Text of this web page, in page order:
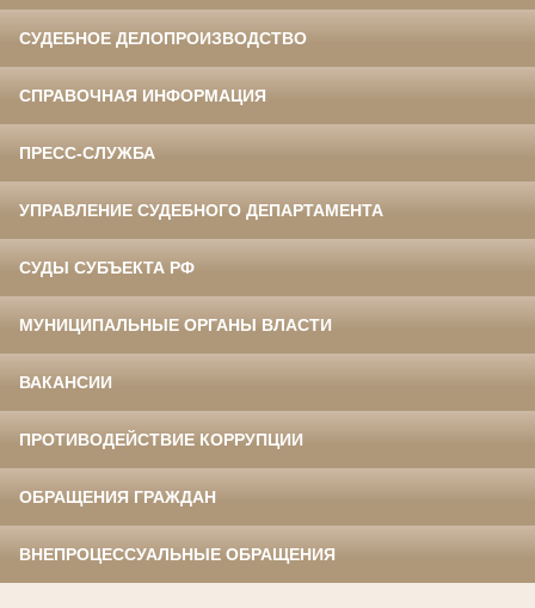
СУДЕБНОЕ ДЕЛОПРОИЗВОДСТВО
СПРАВОЧНАЯ ИНФОРМАЦИЯ
ПРЕСС-СЛУЖБА
УПРАВЛЕНИЕ СУДЕБНОГО ДЕПАРТАМЕНТА
СУДЫ СУБЪЕКТА РФ
МУНИЦИПАЛЬНЫЕ ОРГАНЫ ВЛАСТИ
ВАКАНСИИ
ПРОТИВОДЕЙСТВИЕ КОРРУПЦИИ
ОБРАЩЕНИЯ ГРАЖДАН
ВНЕПРОЦЕССУАЛЬНЫЕ ОБРАЩЕНИЯ